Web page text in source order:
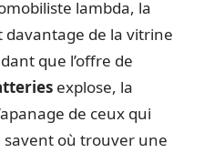
lambda, la
davantage de la vitrine
que l’offre de
explose, la
de ceux qui
où trouver une